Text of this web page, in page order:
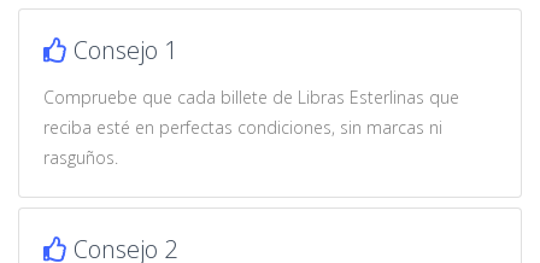
Consejo 1
Compruebe que cada billete de Libras Esterlinas que
reciba esté en perfectas condiciones, sin marcas ni
rasguños.
Consejo 2